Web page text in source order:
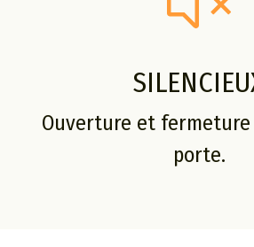
Ouverture et
porte.